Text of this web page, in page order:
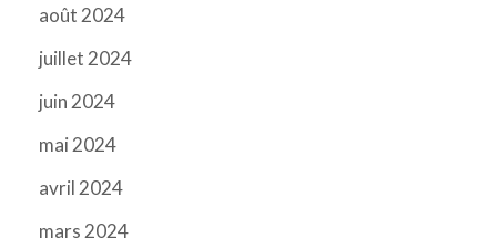
août 2024
juillet 2024
juin 2024
mai 2024
avril 2024
mars 2024